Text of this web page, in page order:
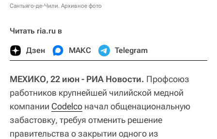
Сантьяго-де-Чили. Архивное фото
Читать ria.ru в
Дзен МАКС Telegram
МЕХИКО, 22 июн - РИА Новости. Профсоюз
работников крупнейшей чилийской медной
компании Codelco начал общенациональную
забастовку, требуя отменить решение
правительства о закрытии одного из